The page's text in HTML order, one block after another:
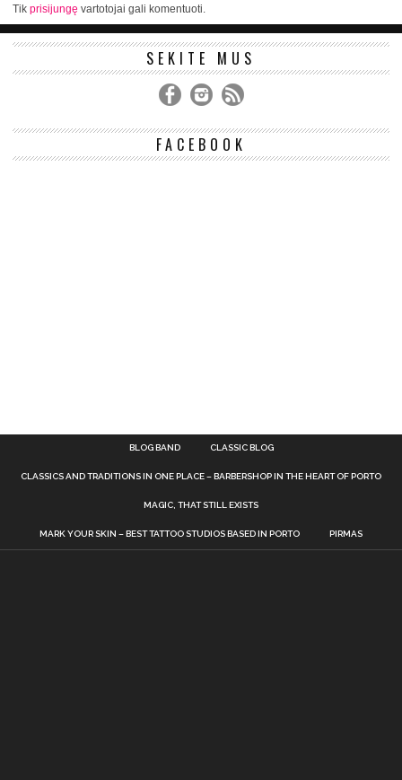
Tik prisijungę vartotojai gali komentuoti.
SEKITE MUS
FACEBOOK
BLOG BAND CLASSIC BLOG
CLASSICS AND TRADITIONS IN ONE PLACE – BARBERSHOP IN THE HEART OF PORTO
MAGIC, THAT STILL EXISTS
MARK YOUR SKIN – BEST TATTOO STUDIOS BASED IN PORTO PIRMAS